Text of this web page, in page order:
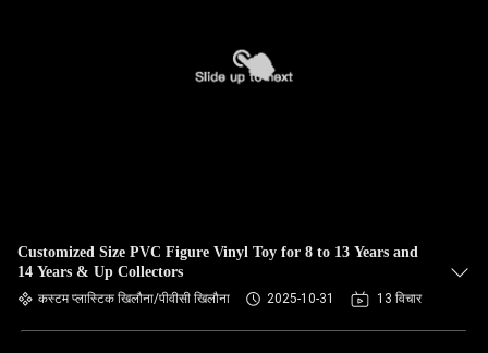
Customized Size PVC Figure Vinyl Toy for 8 to 13 Years and
14 Years & Up Collectors
कस्टम प्लास्टिक खिलौना/पीवीसी खिलौना 2025-10-31 13 विचार